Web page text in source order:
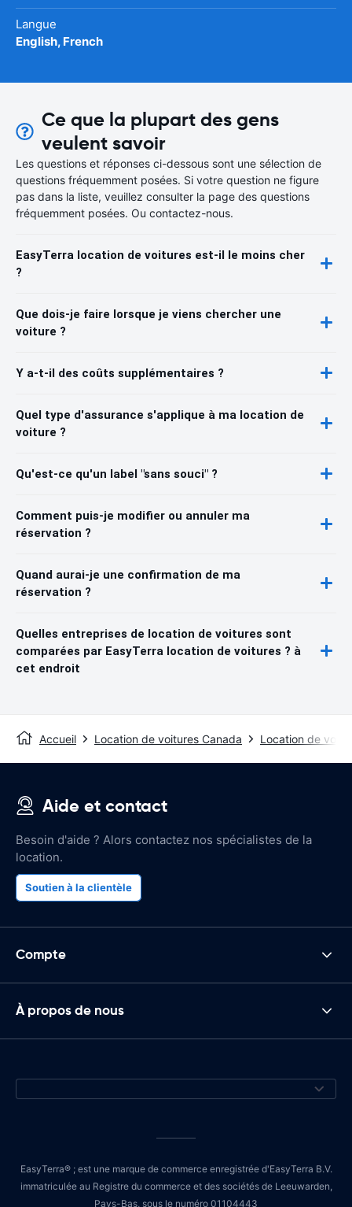
Langue
English, French
Ce que la plupart des gens
veulent savoir
Les questions et réponses ci-dessous sont une sélection de
questions fréquemment posées. Si votre question ne figure
pas dans la liste, veuillez consulter la page des questions
fréquemment posées. Ou contactez-nous.
EasyTerra location de voitures est-il le moins cher
?
Que dois-je faire lorsque je viens chercher une
voiture ?
Y a-t-il des coûts supplémentaires ?
Quel type d'assurance s'applique à ma location de
voiture ?
Qu'est-ce qu'un label "sans souci" ?
Comment puis-je modifier ou annuler ma
réservation ?
Quand aurai-je une confirmation de ma
réservation ?
Quelles entreprises de location de voitures sont
comparées par EasyTerra location de voitures ? à
cet endroit
Accueil Location de voitures Canada Location de
Aide et contact
Besoin d'aide ? Alors contactez nos spécialistes de la
location.
Soutien à la clientèle
Compte
À propos de nous
EasyTerra® ; est une marque de commerce enregistrée d'EasyTerra B.V.
immatriculée au Registre du commerce et des sociétés de Leeuwarden,
Pays-Bas, sous le numéro 01104443